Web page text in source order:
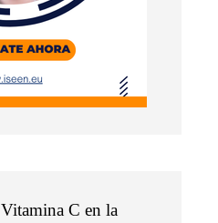
Vitamina C en la